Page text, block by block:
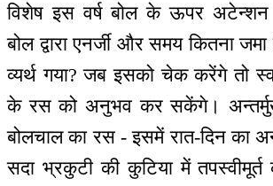
विशेष इस वर्ष बोल के ऊपर
बोल द्वारा एनर्जी और समय कितना
व्यर्थ गया? जब इसको चेक करेंगे तो
के रस को अनुभव कर सकेंगे।
बोलचाल का रस - इसमें रात-दिन का
सदा भ्रकुटी की कुटिया में